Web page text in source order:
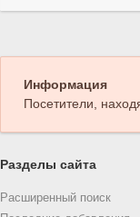
Информация
Посетители,
Разделы сайта
Расширенный поиск